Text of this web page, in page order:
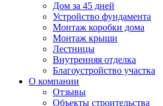
Дом за 45 дней
Устройство фундамента
Монтаж коробки дома
Монтаж крыши
Лестницы
Внутренняя отделка
Благоустройство участка
О компании
Отзывы
Объекты строительства